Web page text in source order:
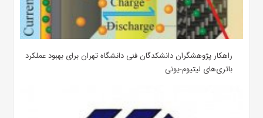
راهکار پژوهشگران دانشکدگان فنی دانشگاه تهران برای بهبود عملکرد
باتری‌های لیتیوم-یونی